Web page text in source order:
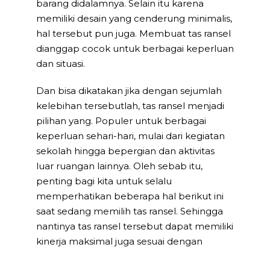
barang didalamnya. Selain itu karena
memiliki desain yang cenderung minimalis,
hal tersebut pun juga. Membuat tas ransel
dianggap cocok untuk berbagai keperluan
dan situasi.
Dan bisa dikatakan jika dengan sejumlah
kelebihan tersebutlah, tas ransel menjadi
pilihan yang. Populer untuk berbagai
keperluan sehari-hari, mulai dari kegiatan
sekolah hingga bepergian dan aktivitas
luar ruangan lainnya. Oleh sebab itu,
penting bagi kita untuk selalu
memperhatikan beberapa hal berikut ini
saat sedang memilih tas ransel. Sehingga
nantinya tas ransel tersebut dapat memiliki
kinerja maksimal juga sesuai dengan